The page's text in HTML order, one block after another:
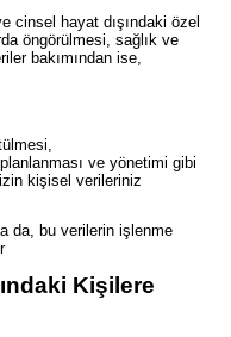
cinsel hayat dışındaki özel
öngörülmesi, sağlık ve
bakımından ise,
ve yönetimi gibi
kişisel verileriniz
da, bu verilerin işlenme
Kişilere